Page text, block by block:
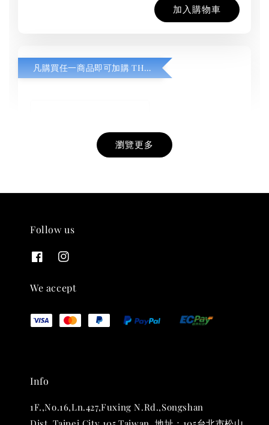
加入購物車
凡購買任一商品即可加購 THT 九週年紀念 T-shirt
THT 九週年紀念 T-shirt
NT$ 880
加入購物車
瀏覽更多
Follow us
We accept
Info
1F.,No.16,Ln.427,Fuxing N.Rd.,Songshan